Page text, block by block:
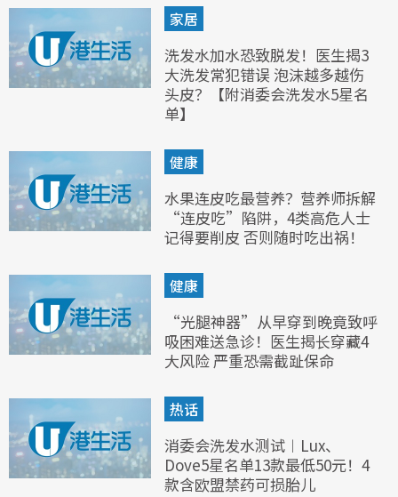
家居
洗发水加水恐致脱发！医生揭3
大洗发常犯错误 泡沫越多越伤
头皮？【附消委会洗发水5星名
单】
健康
水果连皮吃最营养？营养师拆解
“连皮吃”陷阱，4类高危人士
记得要削皮 否则随时吃出祸！
健康
“光腿神器”从早穿到晚竟致呼
吸困难送急诊！医生揭长穿藏4
大风险 严重恐需截趾保命
热话
消委会洗发水测试︱Lux、
Dove5星名单13款最低50元！4
款含欧盟禁药可损胎儿